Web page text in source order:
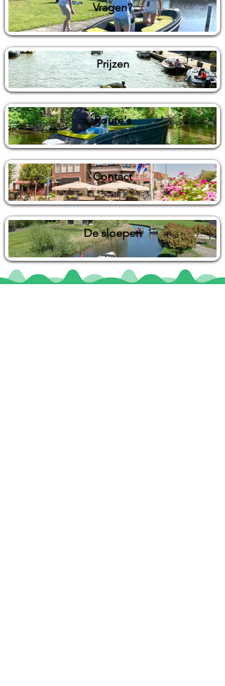
Vragen?
Prijzen
Route's
Contact
De sloepen